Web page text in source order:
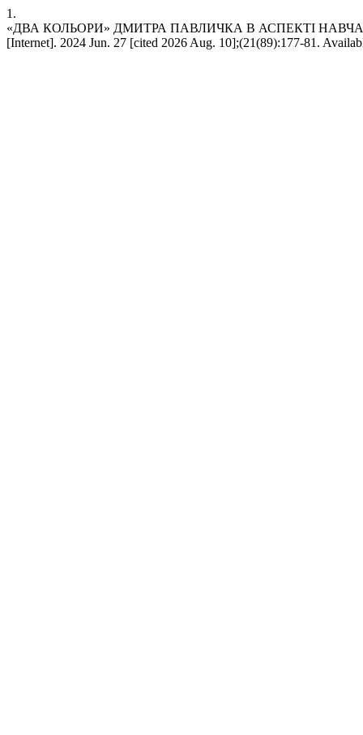
1.
«ДВА КОЛЬОРИ» ДМИТРА ПАВЛИЧКА В АСПЕКТІ
[Internet]. 2024 Jun. 27 [cited 2026 Aug. 10];(21(89):177-81.